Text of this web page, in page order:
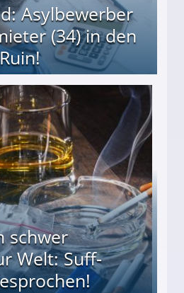
Asylbewerber
(34) in den
Ruin!
schwer
Welt: Suff-